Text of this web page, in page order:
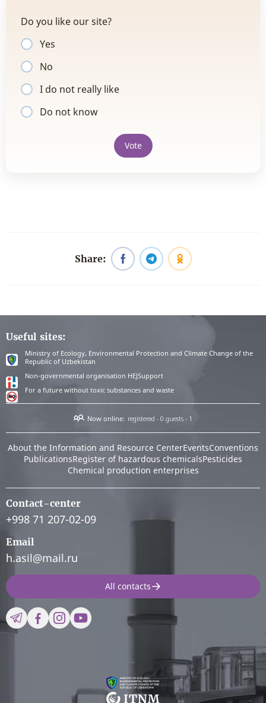
Do you like our site?
Yes
No
I do not really like
Do not know
Vote
Share:
Useful sites:
Ministry of Ecology, Environmental Protection and Climate Change of the
Republic of Uzbekistan
Non-governmental organisation HEJSupport
For a future without toxic substances and waste
Now online: registered - 0 guests - 1
About the Information and Resource CenterEventsConventions
PublicationsRegister of hazardous chemicalsPesticides
Chemical production enterprises
Contact-center
+998 71 207-02-09
Email
h.asil@mail.ru
All contacts